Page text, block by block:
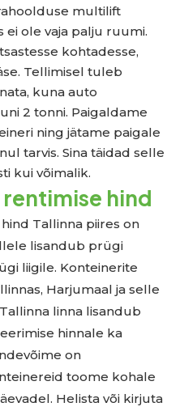
multilift
ole vaja palju ruumi.
kohtadesse,
Tellimisel tuleb
kuna auto
2 tonni. Paigaldame
ning jätame paigale
tarvis. Sina täidad selle
kui võimalik.
hind
Tallinna piires on
lisandub prügi
liigile. Konteinerite
Harjumaal ja selle
linna lisandub
hinnale ka
on
toome kohale
Helista või kirjuta